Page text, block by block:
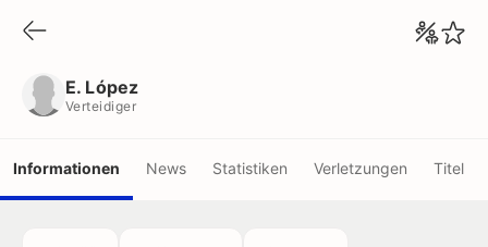
E. López
Verteidiger
Informationen News Statistiken Verletzungen Titel